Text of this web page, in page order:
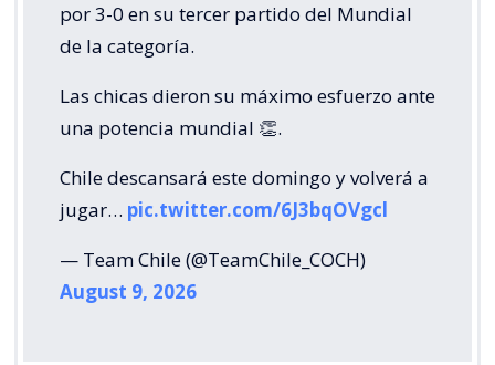
por 3-0 en su tercer partido del Mundial
de la categoría.
Las chicas dieron su máximo esfuerzo ante
una potencia mundial 👏.
Chile descansará este domingo y volverá a
jugar… pic.twitter.com/6J3bqOVgcl
— Team Chile (@TeamChile_COCH)
August 9, 2026